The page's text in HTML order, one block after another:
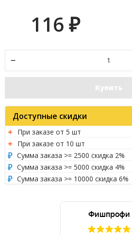
116₽
Купить
Доступные скидки
При заказе от 5 шт
При заказе от 10 шт
Сумма заказа >= 2500 скидка 2%
Сумма заказа >= 5000 скидка 4%
Сумма заказа >= 10000 скидка 6%